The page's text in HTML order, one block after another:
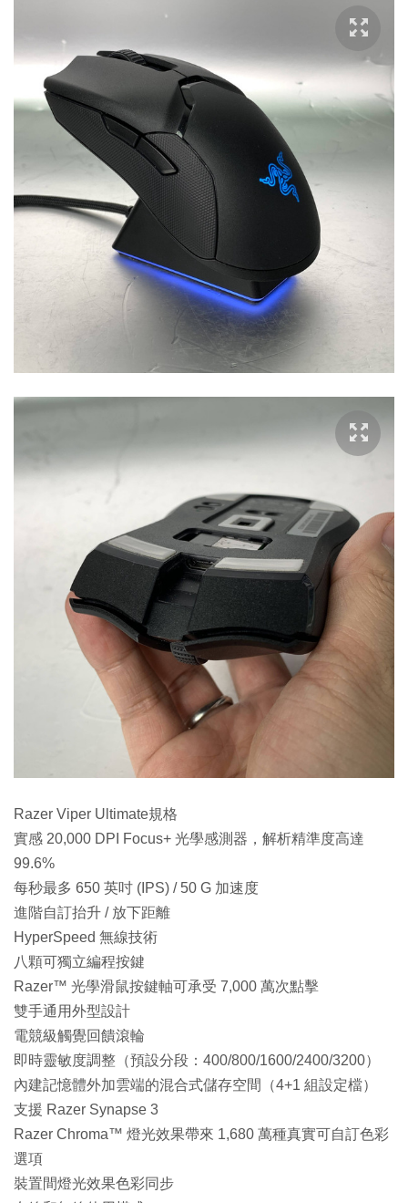
Razer Viper Ultimate規格
實感 20,000 DPI Focus+ 光學感測器，解析精準度高達
99.6%
每秒最多 650 英吋 (IPS) / 50 G 加速度
進階自訂抬升 / 放下距離
HyperSpeed 無線技術
八顆可獨立編程按鍵
Razer™ 光學滑鼠按鍵軸可承受 7,000 萬次點擊
雙手通用外型設計
電競級觸覺回饋滾輪
即時靈敏度調整（預設分段：400/800/1600/2400/3200）
內建記憶體外加雲端的混合式儲存空間（4+1 組設定檔）
支援 Razer Synapse 3
Razer Chroma™ 燈光效果帶來 1,680 萬種真實可自訂色彩
選項
裝置間燈光效果色彩同步